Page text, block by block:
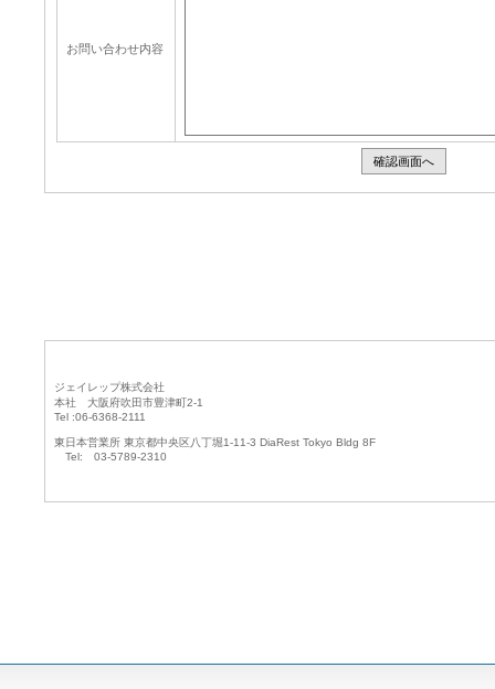
お問い合わせ内容
確認画面へ
ジェイレップ株式会社
本社 大阪府吹田市豊津町2-1
Tel :06-6368-2111
東日本営業所 東京都中央区八丁堀1-11-3 DiaRest Tokyo Bldg 8F
Tel: 03-5789-2310